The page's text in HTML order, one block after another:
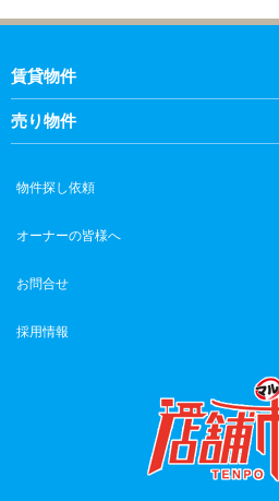
賃貸物件
売り物件
物件探し依頼
オーナーの皆様へ
お問合せ
採用情報